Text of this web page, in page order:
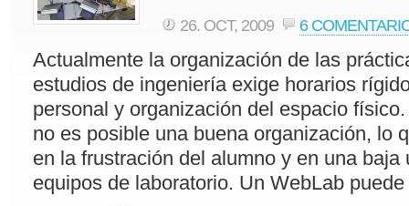
26. OCT, 2009 6
Actualmente la organización de las
estudios de ingeniería exige horarios
personal y organización del espacio
no es posible una buena organización, lo
en la frustración del alumno y en una baja
equipos de laboratorio. Un WebLab